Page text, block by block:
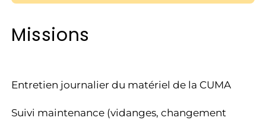
Missions
Entretien journalier du matériel de la CUMA
Suivi maintenance (vidanges, changement